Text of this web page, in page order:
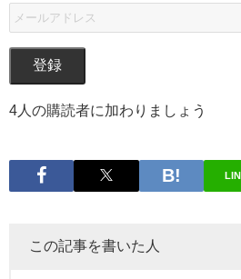
登録
4人の購読者に加わりましょう
この記事を書いた人